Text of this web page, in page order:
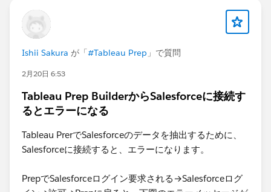
Ishii Sakura が「#Tableau Prep 」で質問
2月20日 6:53
Tableau Prep BuilderからSalesforceに接続す
るとエラーになる
Tableau PrerでSalesforceのデータを抽出するために、
Salesforceに接続すると、エラーになります。
PrepでSalesforceログイン要求される→Salesforceログ